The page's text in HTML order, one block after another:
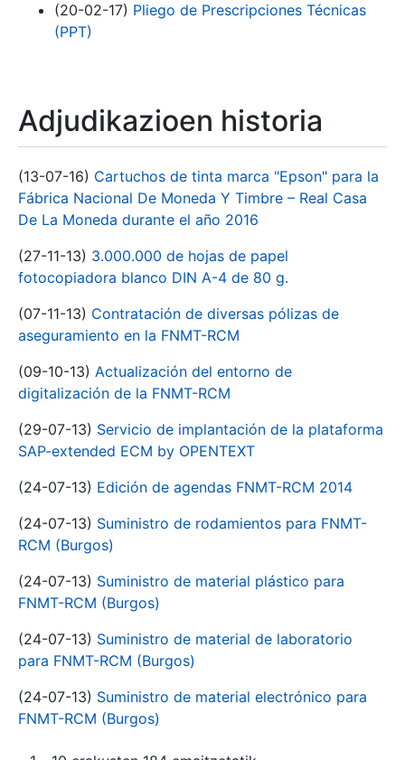
(20-02-17) Pliego de Prescripciones Técnicas
(PPT)
Adjudikazioen historia
(13-07-16) Cartuchos de tinta marca "Epson" para la
Fábrica Nacional De Moneda Y Timbre – Real Casa
De La Moneda durante el año 2016
(27-11-13) 3.000.000 de hojas de papel
fotocopiadora blanco DIN A-4 de 80 g.
(07-11-13) Contratación de diversas pólizas de
aseguramiento en la FNMT-RCM
(09-10-13) Actualización del entorno de
digitalización de la FNMT-RCM
(29-07-13) Servicio de implantación de la plataforma
SAP-extended ECM by OPENTEXT
(24-07-13) Edición de agendas FNMT-RCM 2014
(24-07-13) Suministro de rodamientos para FNMT-
RCM (Burgos)
(24-07-13) Suministro de material plástico para
FNMT-RCM (Burgos)
(24-07-13) Suministro de material de laboratorio
para FNMT-RCM (Burgos)
(24-07-13) Suministro de material electrónico para
FNMT-RCM (Burgos)